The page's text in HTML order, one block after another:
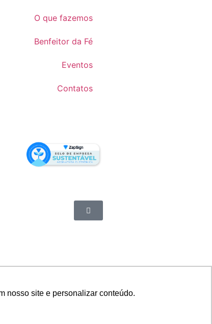
nosso site e personalizar conteúdo.
O que fazemos
Benfeitor da Fé
Eventos
Contatos